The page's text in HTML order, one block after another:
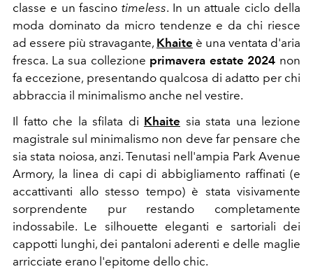
classe e un fascinotimeless. In un attuale ciclo della
moda dominato da micro tendenze e da chi riesce
ad essere più stravagante, Khaite è una ventata d'aria
fresca. La sua collezione primavera estate 2024 non
fa eccezione, presentando qualcosa di adatto per chi
abbraccia il minimalismo anche nel vestire.
Il fatto che la sfilata di Khaite sia stata una lezione
magistrale sul minimalismo non deve far pensare che
sia stata noiosa, anzi. Tenutasi nell'ampia Park Avenue
Armory, la linea di capi di abbigliamento raffinati (e
accattivanti allo stesso tempo) è stata visivamente
sorprendente pur restando completamente
indossabile. Le silhouette eleganti e sartoriali dei
cappotti lunghi, dei pantaloni aderenti e delle maglie
arricciate erano l'epitome dello chic.